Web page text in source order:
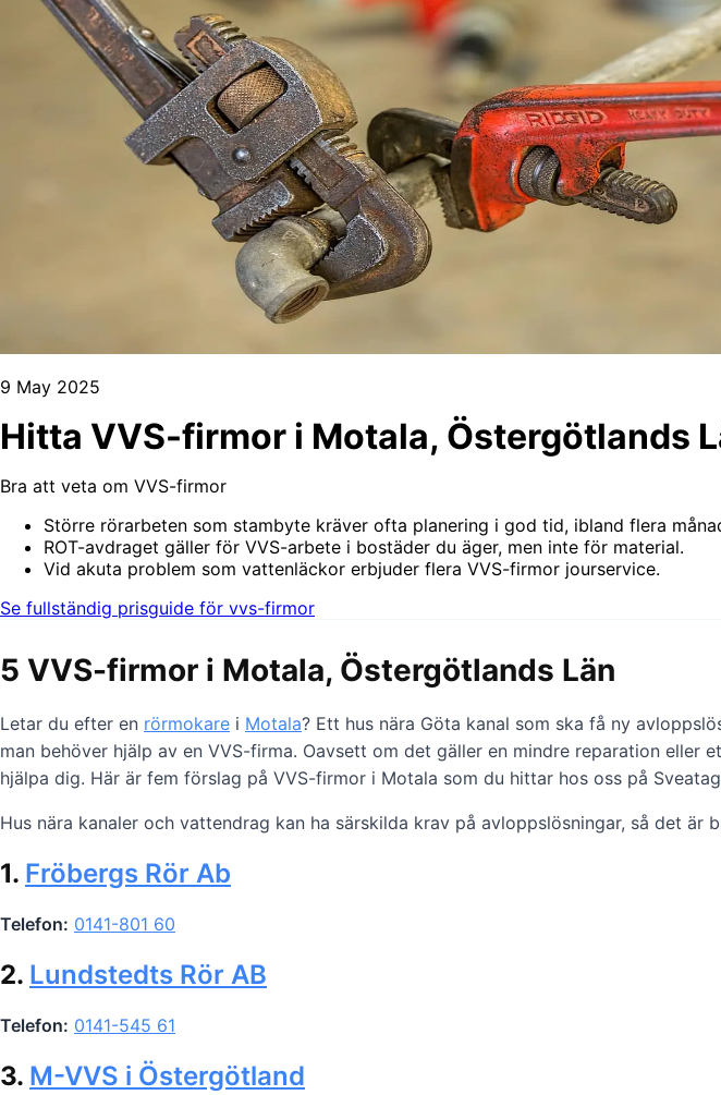
9 May 2025
Hitta VVS-firmor i Motala, Östergötlands
Bra att veta om VVS-firmor
Större rörarbeten som stambyte kräver ofta planering i god tid, ibland flera
ROT-avdraget gäller för VVS-arbete i bostäder du äger, men inte för material.
Vid akuta problem som vattenläckor erbjuder flera VVS-firmor jourservice.
Se fullständig prisguide för vvs-firmor
5 VVS-firmor i Motala, Östergötlands Län
Letar du efter en rörmokare i Motala? Ett hus nära Göta kanal som ska få ny
man behöver hjälp av en VVS-firma. Oavsett om det gäller en mindre reparation
hjälpa dig. Här är fem förslag på VVS-firmor i Motala som du hittar hos oss på
Hus nära kanaler och vattendrag kan ha särskilda krav på avloppslösningar, så det är
1. Fröbergs Rör Ab
Telefon: 0141-801 60
2. Lundstedts Rör AB
Telefon: 0141-545 61
3. M-VVS i Östergötland